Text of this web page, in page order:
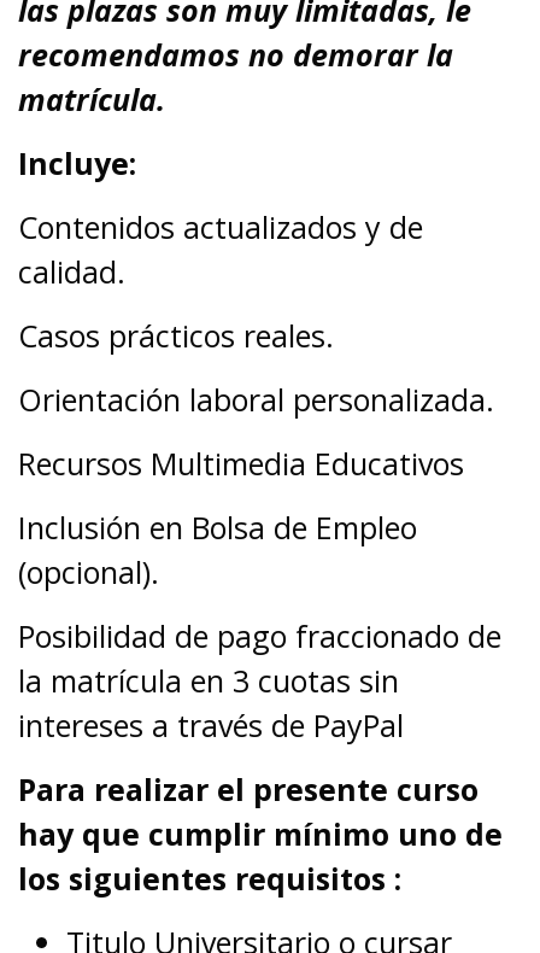
las plazas son muy limitadas, le
recomendamos no demorar la
matrícula.
Incluye:
Contenidos actualizados y de
calidad.
Casos prácticos reales.
Orientación laboral personalizada.
Recursos Multimedia Educativos
Inclusión en Bolsa de Empleo
(opcional).
Posibilidad de pago fraccionado de
la matrícula en 3 cuotas sin
intereses a través de PayPal
Para realizar el presente curso
hay que cumplir mínimo uno de
los siguientes requisitos :
Titulo Universitario o cursar